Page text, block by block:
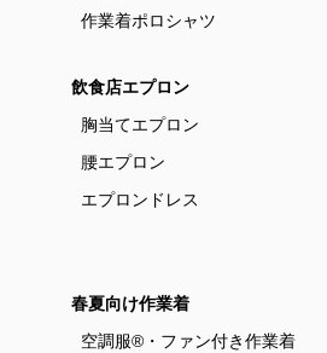
作業着ポロシャツ
飲食店エプロン
胸当てエプロン
腰エプロン
エプロンドレス
春夏向け作業着
空調服®・ファン付き作業着